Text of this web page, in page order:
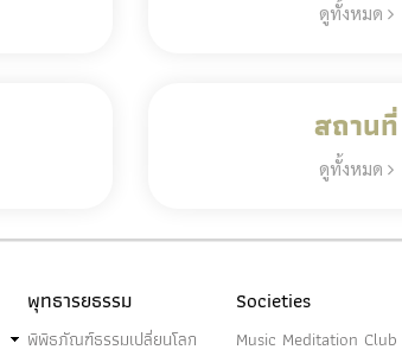
ดูทั้งหมด
สถานที่
ดูทั้งหมด
พุทธารยธรรม
พิพิธภัณฑ์ธรรมเปลี่ยนโลก
Societies
Music Meditation Club